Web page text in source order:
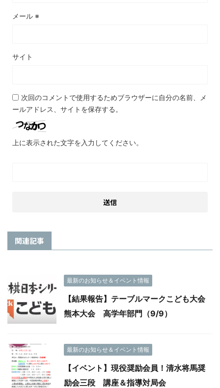
メール ※
サイト
次回のコメントで使用するためブラウザーに自分の名前、メ
ールアドレス、サイトを保存する。
上に表示された文字を入力してください。
関連記事
最新のお知らせ＆イベント情報
【結果報告】テーブルマークこども大会
熊本大会 高学年部門（9/9）
最新のお知らせ＆イベント情報
【イベント】現役奨励会員！清水将馬奨
励会三段 講座＆指導対局会